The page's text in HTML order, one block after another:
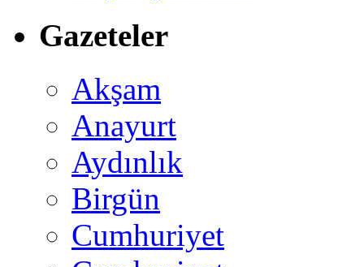
Gazeteler
Akşam
Anayurt
Aydınlık
Birgün
Cumhuriyet